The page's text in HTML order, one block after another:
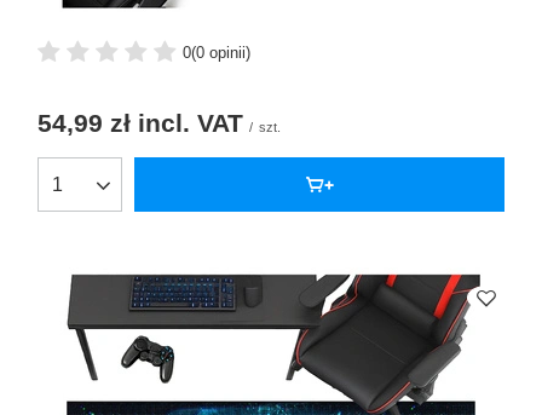
0(0 opinii)
54,99 zł incl. VAT / szt.